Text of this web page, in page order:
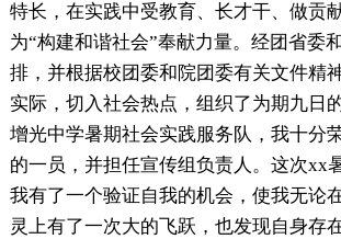
特长，在实践中受教育、长才干、做贡
为“构建和谐社会”奉献力量。经团省委
排，并根据校团委和院团委有关文件精
实际，切入社会热点，组织了为期九日
增光中学暑期社会实践服务队，我十分
的一员，并担任宣传组负责人。这次xx
我有了一个验证自我的机会，使我无论
灵上有了一次大的飞跃，也发现自身存